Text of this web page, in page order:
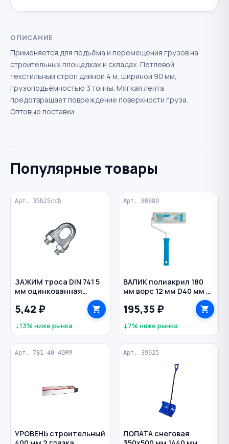
ОПИСАНИЕ
Применяется для подъёма и перемещения грузов на
строительных площадках и складах. Петлевой
текстильный строп длиной 4 м, шириной 90 мм,
грузоподъёмностью 3 тонны. Мягкая лента
предотвращает повреждение поверхности груза.
Оптовые поставки.
Популярные товары
Арт. 35b25ccb
ЗАЖИМ троса DIN 741 5
мм оцинкованная
5,42 ₽
↓13% ниже рынка
Арт. 80880
ВАЛИК полиакрил 180
мм ворс 12 мм D40 мм с
195,35 ₽
↓7% ниже рынка
Арт. 781-40-40PM
УРОВЕНЬ строительный
Арт. 39925
ЛОПАТА снеговая